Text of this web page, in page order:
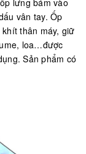
lưng bám vào
vân tay. Ốp
thân máy, giữ
loa…được
Sản phẩm có